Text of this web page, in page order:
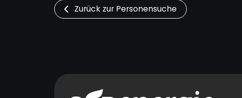
Zurück zur Personensuche